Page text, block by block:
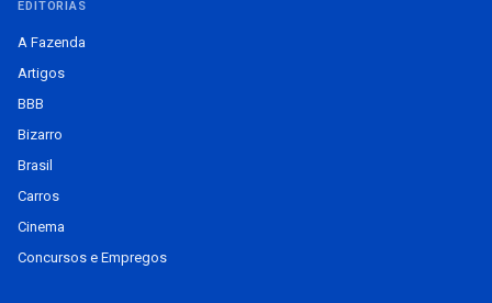
EDITORIAS
A Fazenda
Artigos
BBB
Bizarro
Brasil
Carros
Cinema
Concursos e Empregos